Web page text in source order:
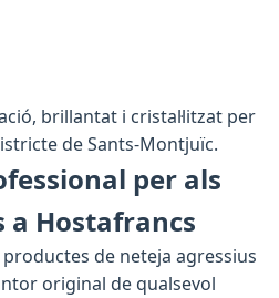
brillantat i cristal·litzat per
de Sants-Montjuïc.
per als
Hostafrancs
productes de neteja agressius
original de qualsevol